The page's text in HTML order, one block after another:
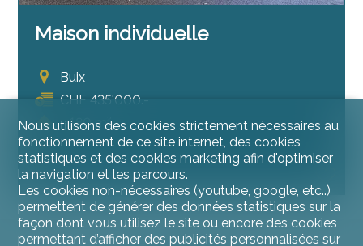
Maison individuelle
Buix
CHF 435'000.-
~ 180 m²
~ 746 m²
6.5
Nous utilisons des cookies strictement nécessaires au
fonctionnement de ce site internet, des cookies
statistiques et des cookies marketing afin d'optimiser
la navigation et les parcours.
Les cookies non-nécessaires (youtube, google, etc..)
permettent de générer des données statistiques sur la
façon dont vous utilisez le site ou encore des cookies
permettant d’afficher des publicités personnalisées sur